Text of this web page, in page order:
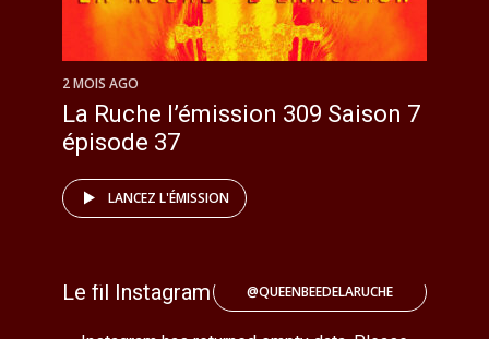
2 MOIS AGO
La Ruche l’émission 309 Saison 7
épisode 37
LANCEZ L'ÉMISSION
Le fil Instagram @QUEENBEEDELARUCHE